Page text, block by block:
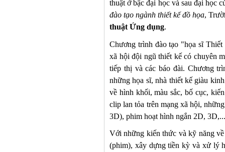
thuật ở bậc đại học và sau đại học
đào tạo ngành thiết kế đồ họa,
thuật Ứng dụng.
Chương trình đào tạo "họa sĩ
xã hội đội ngũ thiết kếcó chuyên
tiếp thị và các báo đài. Chương
những họa sĩ, nhà thiết kế giàu
về hình khối, màu sắc, bố cục,
cliplan tỏa trên mạng xã hội,
3D), phim hoạt hình ngắn 2D, 3D,...
Với những kiến thức và kỹ năng
(phim), xây dựng tiền kỳ và xử lý